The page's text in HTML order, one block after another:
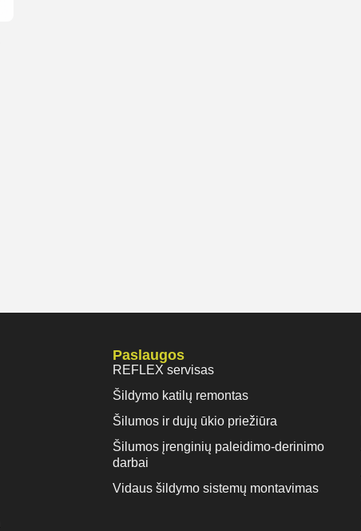
Paslaugos
REFLEX servisas
Šildymo katilų remontas
Šilumos ir dujų ūkio priežiūra
Šilumos įrenginių paleidimo-derinimo
darbai
Vidaus šildymo sistemų montavimas